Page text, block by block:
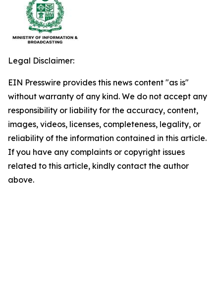
Legal Disclaimer:
EIN Presswire provides this news content "as is"
without warranty of any kind. We do not accept any
responsibility or liability for the accuracy, content,
images, videos, licenses, completeness, legality, or
reliability of the information contained in this article.
If you have any complaints or copyright issues
related to this article, kindly contact the author
above.